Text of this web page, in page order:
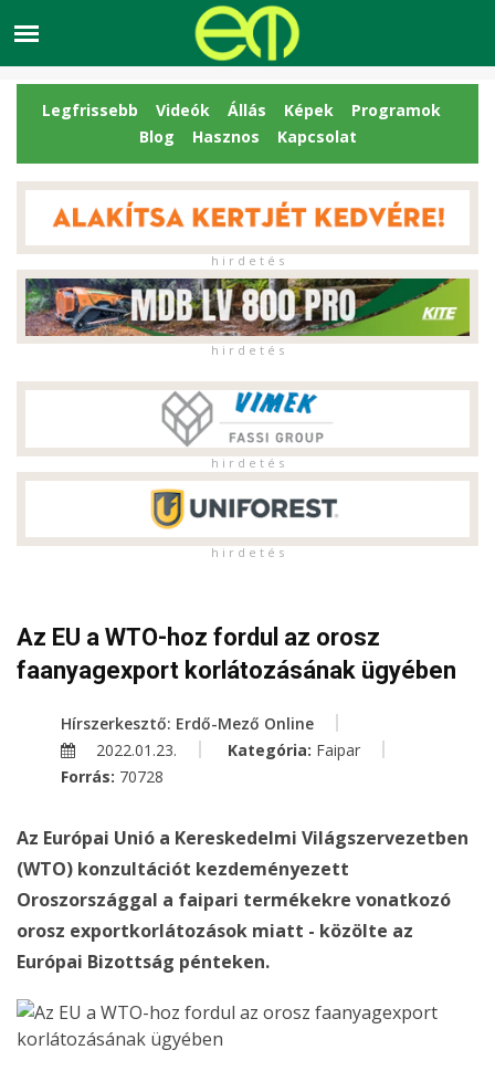
Legfrissebb Videók Állás Képek
Programok
Blog
Hasznos Kapcsolat
h i r d e t é s
h i r d e t é s
h i r d e t é s
h i r d e t é s
Az EU a WTO-hoz fordul az orosz
faanyagexport korlátozásának ügyében
Hírszerkesztő: Erdő-Mező Online
2022.01.23.
Kategória: Faipar
Forrás: 70728
Az Európai Unió a Kereskedelmi Világszervezetben
(WTO) konzultációt kezdeményezett
Oroszországgal a faipari termékekre vonatkozó
orosz exportkorlátozások miatt - közölte az
Európai Bizottság pénteken.